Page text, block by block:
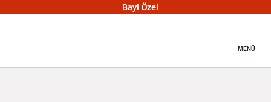
Bayi Özel
MENÜ